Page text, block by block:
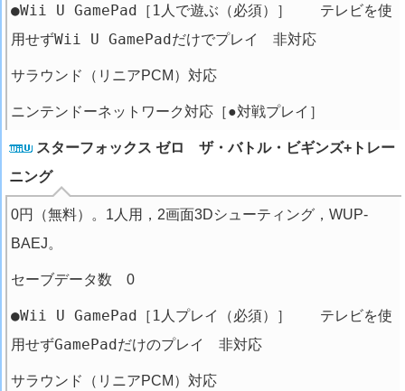
●Wii U GamePad［1人で遊ぶ（必須）］ テレビを使
用せずWii U GamePadだけでプレイ 非対応
サラウンド（リニアPCM）対応
ニンテンドーネットワーク対応［●対戦プレイ］
スターフォックス ゼロ ザ・バトル・ビギンズ+トレー
ニング
0円（無料）。1人用，2画面3Dシューティング，WUP-
BAEJ。
セーブデータ数 0
●Wii U GamePad［1人プレイ（必須）］ テレビを使
用せずGamePadだけのプレイ 非対応
サラウンド（リニアPCM）対応